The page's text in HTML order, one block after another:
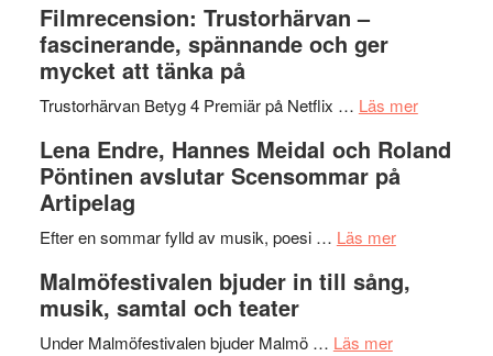
Scully
och
lättsam
2026
I
Delvis
genrens
terräng
Filmrecension: Trustorhärvan –
fascinerande, spännande och ger
mycket att tänka på
Trustorhärvan Betyg 4 Premiär på Netflix … Läs merom
Lena Endre, Hannes Meidal och Roland
Pöntinen avslutar Scensommar på
Artipelag
Efter en sommar fylld av musik, poesi … Läs merom
Endre,
Malmöfestivalen bjuder in till sång,
musik, samtal och teater
Under Malmöfestivalen bjuder Malmö … Läs merom